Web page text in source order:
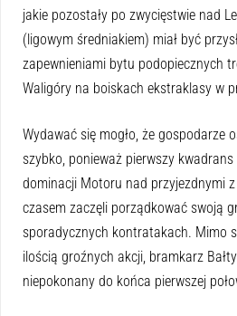
jakie pozostały po zwycięstwie nad
(ligowym średniakiem) miał być
zapewnieniami bytu podopiecznych
Waligóry na boiskach ekstraklasy w
Wydawać się mogło, że gospodarze
szybko, ponieważ pierwszy
dominacji Motoru nad przyjezdnymi
czasem zaczęli porządkować swoją
sporadycznych kontratakach. Mimo
ilością groźnych akcji, bramkarz
niepokonany do końca pierwszej